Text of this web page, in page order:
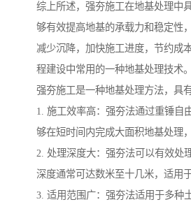
综上所述，强夯施工在地基处理中
够有效提高地基的承载力和稳定性
减少沉降，加快施工进度，节约成
程建设中常用的一种地基处理技术。
强夯施工是一种地基处理方法，具
1. 施工效率高：强夯法通过重锤自
够在短时间内完成大面积地基处理
2. 处理深度大：强夯法可以有效处
深度通常可达数米至十几米，适用
3. 适用范围广：强夯法适用于多种